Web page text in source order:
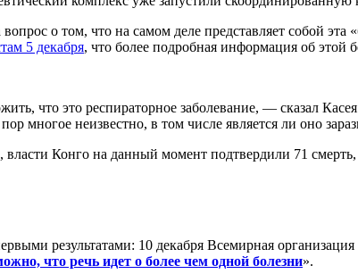
о том, что на самом деле представляет собой
5 декабря, что более подробная информация об этой
что это респираторное заболевание, — сказал
многое неизвестно, в том числе является ли оно
Конго на данный момент подтвердили 71
результатами: 10 декабря Всемирная организация
что речь идет о более чем одной болезни».